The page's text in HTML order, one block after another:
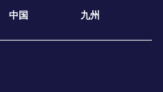
中国 九州